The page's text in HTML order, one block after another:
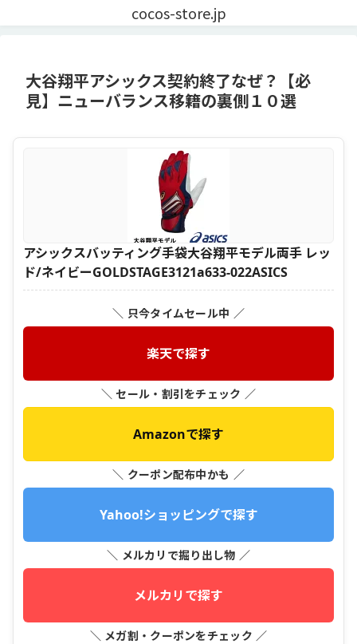
cocos-store.jp
大谷翔平アシックス契約終了なぜ？【必
見】ニューバランス移籍の裏側１０選
アシックスバッティング手袋大谷翔平モデル両手 レッ
ド/ネイビーGOLDSTAGE3121a633-022ASICS
＼ 只今タイムセール中 ／
楽天で探す
＼ セール・割引をチェック ／
Amazonで探す
＼ クーポン配布中かも ／
Yahoo!ショッピングで探す
＼ メルカリで掘り出し物 ／
メルカリで探す
＼ メガ割・クーポンをチェック ／